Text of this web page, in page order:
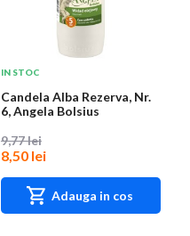
IN STOC
Candela Alba Rezerva, Nr.
6, Angela Bolsius
9,77 lei
8,50 lei
Adauga in cos